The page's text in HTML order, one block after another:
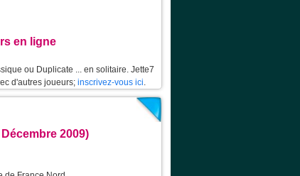
en ligne
ou Duplicate ... en solitaire. Jette7
d'autres joueurs; inscrivez-vous ici.
2009)